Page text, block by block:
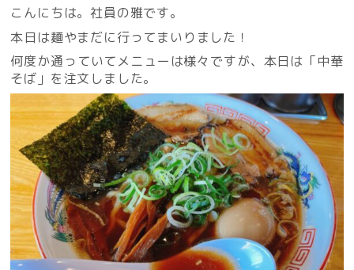
こんにちは。社員の雅です。
本日は麺やまだに行ってまいりました！
何度か通っていてメニューは様々ですが、本日は「中華
そば」を注文しました。